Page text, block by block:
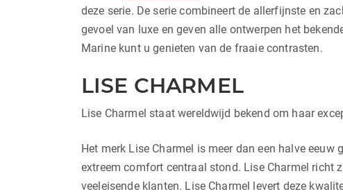
deze serie. De serie combineert de allerfijnste en
gevoel van luxe en geven alle ontwerpen het
Marine kunt u genieten van de fraaie contrasten.
LISE CHARMEL
Lise Charmel staat wereldwijd bekend om haar
Het merk Lise Charmel is meer dan een halve eeuw
extreem comfort centraal stond. Lise Charmel richt
veeleisende klanten. Lise Charmel levert deze